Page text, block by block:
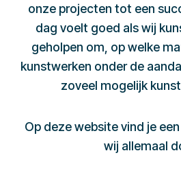
onze projecten tot een
dag voelt goed als wij
geholpen om, op welke
kunstwerken onder de
zoveel mogelijk
Op deze website vind je
wij allemaal